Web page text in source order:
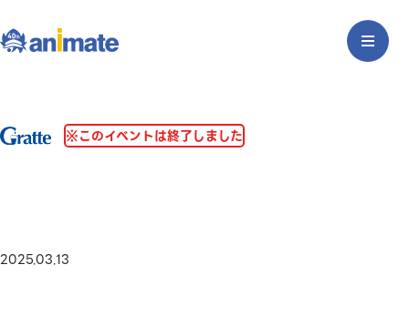
※このイベントは終了しました
2025.03.13